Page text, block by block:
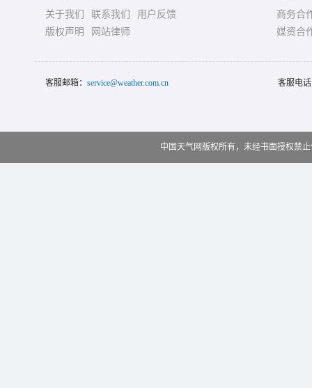
关于我们 联系我们
用户反馈
版权声明
网站律师
商务合
媒资合
客服邮箱： service@weather.com.cn 客服电
中国天气网版权所有，未经书面授权